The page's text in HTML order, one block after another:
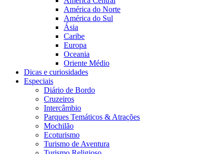
América do Norte
América do Sul
Ásia
Caribe
Europa
Oceania
Oriente Médio
Dicas e curiosidades
Especiais
Diário de Bordo
Cruzeiros
Intercâmbio
Parques Temáticos & Atrações
Mochilão
Ecoturismo
Turismo de Aventura